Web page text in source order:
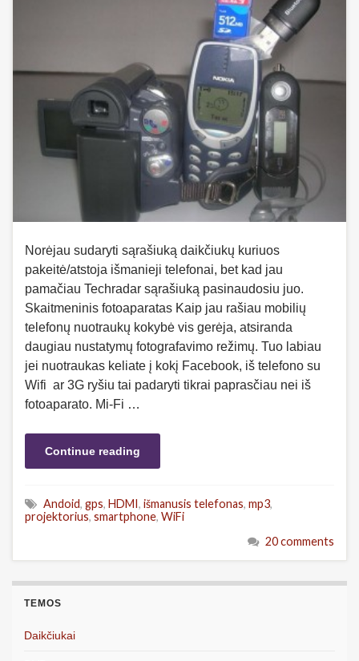
Norėjau sudaryti sąrašiuką daikčiukų kuriuos
pakeitė/atstoja išmanieji telefonai, bet kad jau
pamačiau Techradar sąrašiuką pasinaudosiu juo.
Skaitmeninis fotoaparatas Kaip jau rašiau mobilių
telefonų nuotraukų kokybė vis gerėja, atsiranda
daugiau nustatymų fotografavimo režimų. Tuo labiau
jei nuotraukas keliate į kokį Facebook, iš telefono su
Wifi ar 3G ryšiu tai padaryti tikrai paprasčiau nei iš
fotoaparato. Mi-Fi …
Continue reading
Andoid, gps, HDMI, išmanusis telefonas, mp3,
projektorius, smartphone, WiFi
20 comments
TEMOS
Daikčiukai